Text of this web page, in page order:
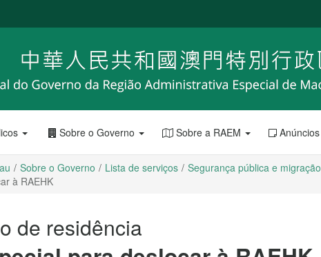
Sobre o Governo Sobre a RAEM Anúncios
Sobre o Governo Lista de serviços Segurança pública e migração
à RAEHK
de residência